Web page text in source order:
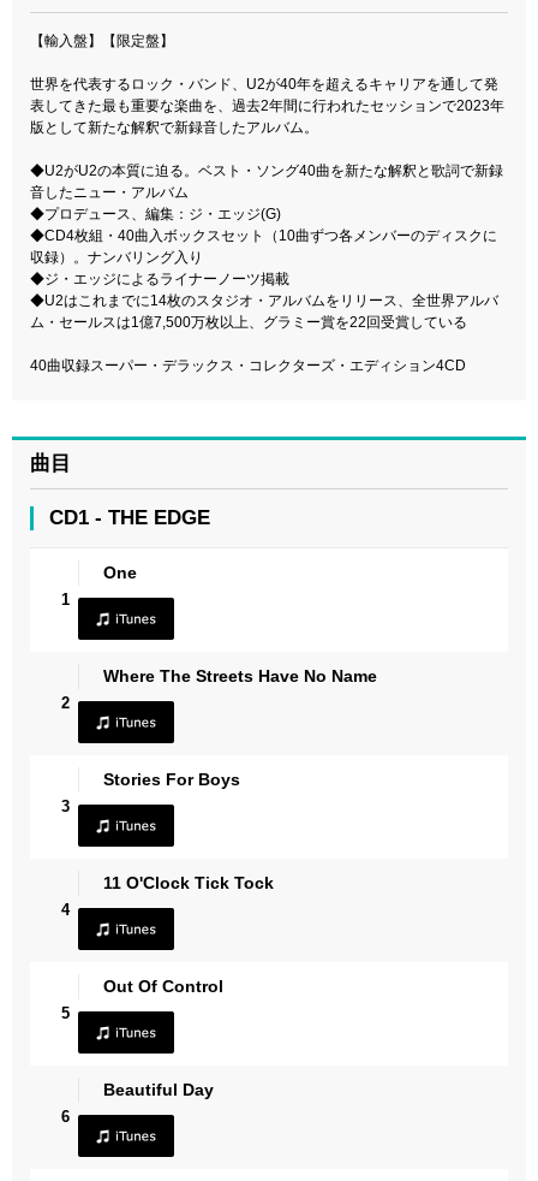
【輸入盤】【限定盤】
世界を代表するロック・バンド、U2が40年を超えるキャリアを通して発
表してきた最も重要な楽曲を、過去2年間に行われたセッションで2023年
版として新たな解釈で新録音したアルバム。
◆U2がU2の本質に迫る。ベスト・ソング40曲を新たな解釈と歌詞で新録
音したニュー・アルバム
◆プロデュース、編集：ジ・エッジ(G)
◆CD4枚組・40曲入ボックスセット（10曲ずつ各メンバーのディスクに
収録）。ナンバリング入り
◆ジ・エッジによるライナーノーツ掲載
◆U2はこれまでに14枚のスタジオ・アルバムをリリース、全世界アルバ
ム・セールスは1億7,500万枚以上、グラミー賞を22回受賞している
40曲収録スーパー・デラックス・コレクターズ・エディション4CD
曲目
CD1 - THE EDGE
1
One
2
Where The Streets Have No Name
3
Stories For Boys
4
11 O'Clock Tick Tock
5
Out Of Control
6
Beautiful Day